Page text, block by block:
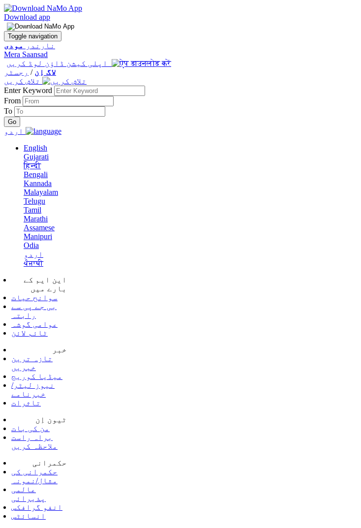
Download app
Toggle navigation
نارندر
مودی
Mera Saansad
اپلی کیشن ڈاؤن لوڈ کریں
لاگ اِن / رجسٹر
Enter Keyword
From
To
English
Gujarati
हिन्दी
Bengali
Kannada
Malayalam
Telugu
Tamil
Marathi
Assamese
Manipuri
Odia
اردو
ਪੰਜਾਬੀ
این ایم کے
بارے میں
سوانح حیات
بی جے پی سے
رابتہ
عوامی گوشہ
ٹائم لائن
خبر
تازہ ترین
خبریں
میڈیا کوریج
نیوز لیٹر/
خبرنامے
تاثرات
ٹیون اِن
من کی بات
براہ راست
ملاحظہ کریں
حکمرانی
حکمرانی کی
مثال/نمونہ
عالمی
پذیرائی
انفو گرافکس
انسائٹس